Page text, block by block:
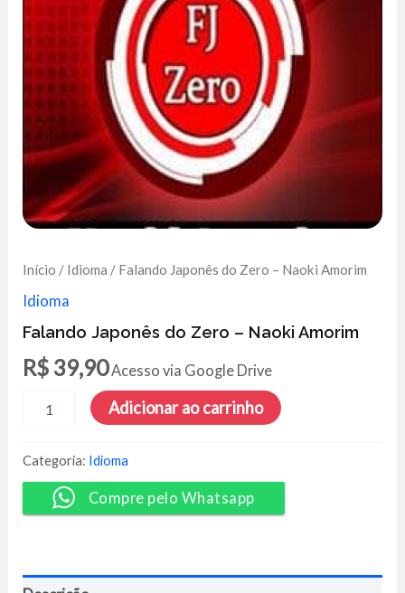
Início / Idioma / Falando Japonês do Zero – Naoki Amorim
Idioma
Falando Japonês do Zero – Naoki Amorim
R$ 39,90Acesso via Google Drive
Japonês
Zero
-
Naoki
Amorim
Adicionar ao carrinho
Categoria: Idioma
Compre pelo Whatsapp